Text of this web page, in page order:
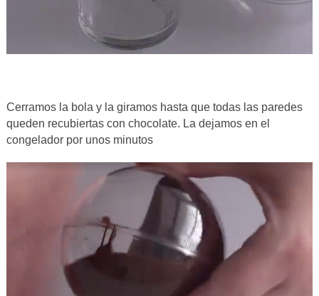
Cerramos la bola y la giramos hasta que todas las paredes
queden recubiertas con chocolate. La dejamos en el
congelador por unos minutos